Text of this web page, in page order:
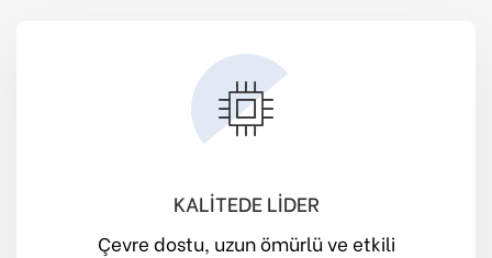
KALİTEDE LİDER
Çevre dostu, uzun ömürlü ve etkili